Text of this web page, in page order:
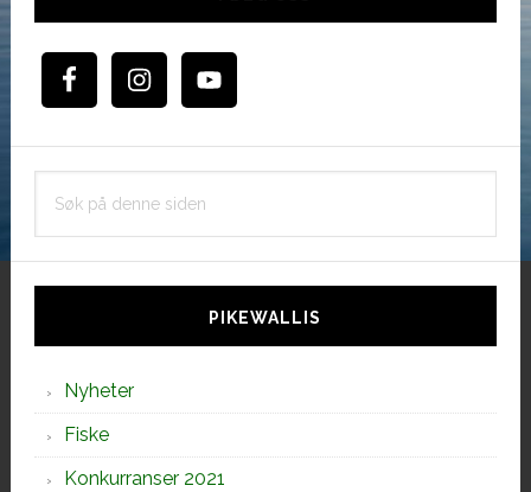
PIKEWALLIS
Nyheter
Fiske
Konkurranser 2021